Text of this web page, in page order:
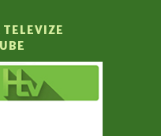
TELEVIZE